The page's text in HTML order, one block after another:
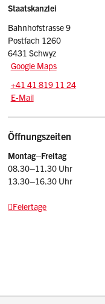
Sidebar
Adresse
Staatskanzlei
Bahnhofstrasse 9
Postfach 1260
6431 Schwyz
Google Maps
Tel.:
+41 41 819 11 24
E-Mail: srsz
E-Mail
Öffnungszeiten
Montag–Freitag
08.30–11.30 Uhr
13.30–16.30 Uhr
Feiertage